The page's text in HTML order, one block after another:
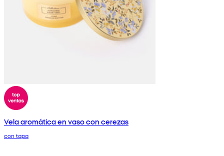
Vela aromática en vaso con cerezas
con tapa